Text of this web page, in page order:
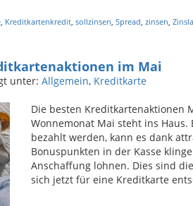
, Kreditkartenkredit, sollzinsen, Spread, zinsen,
im Mai
unter: Allgemein, Kreditkarte
Die besten Kreditkartenaktionen
Wonnemonat Mai steht ins
bezahlt werden, kann es dank
Bonuspunkten in der Kasse
Anschaffung lohnen. Dies sind
sich jetzt für eine Kreditkarte